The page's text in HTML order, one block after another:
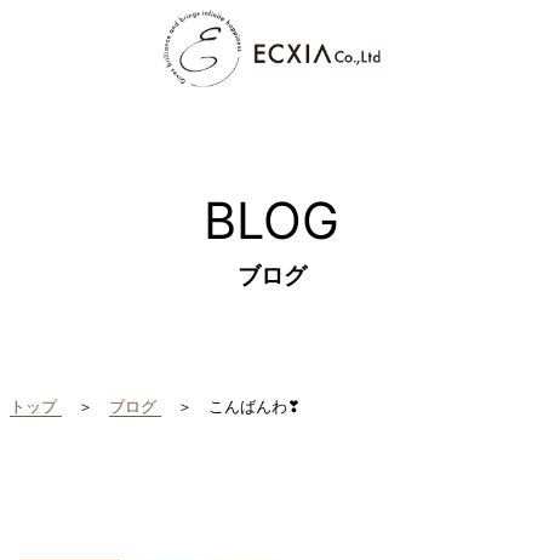
BLOG
ブログ
トップ ブログ こんばんわ❣